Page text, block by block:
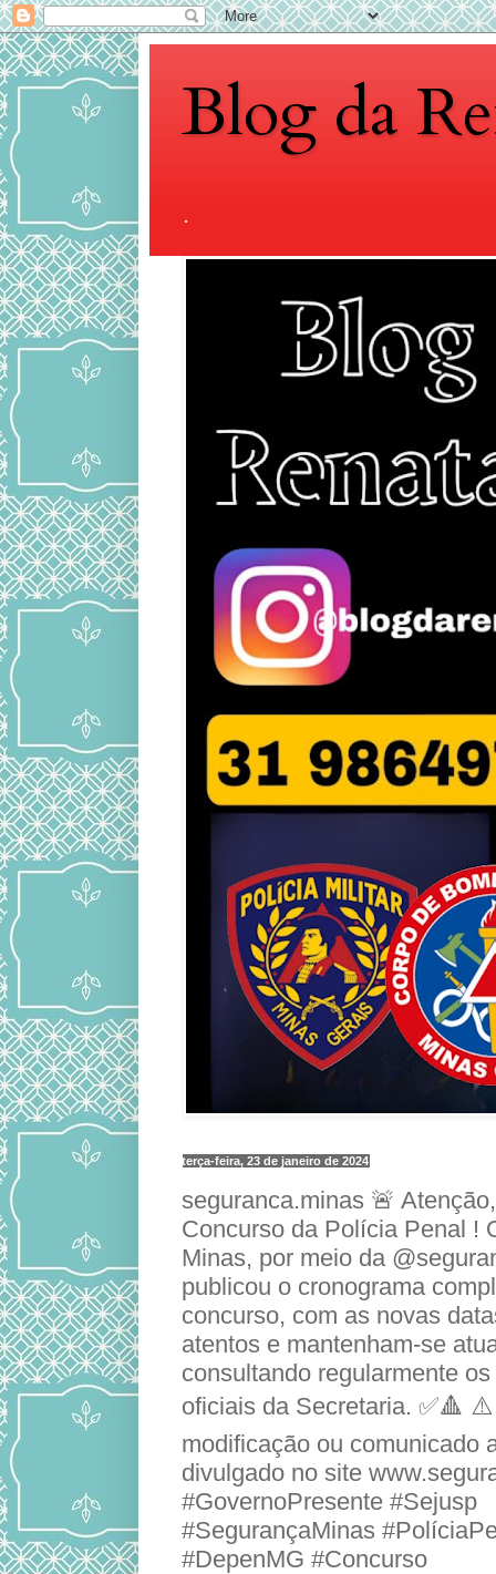
Blog da
.
terça-feira, 23 de janeiro de 2024
seguranca.minas 🚨
Concurso da Polícia Penal !
Minas, por meio da
publicou o cronograma
concurso, com as novas
atentos e mantenham-se
consultando regularmente
oficiais da Secretaria. ✅🔺
modificação ou comunicado
divulgado no site
#GovernoPresente #Sejusp
#SegurançaMinas
#DepenMG #Concurso